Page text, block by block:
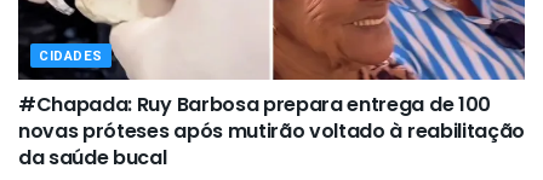
CIDADES
#Chapada: Ruy Barbosa prepara entrega de 100
novas próteses após mutirão voltado à reabilitação
da saúde bucal